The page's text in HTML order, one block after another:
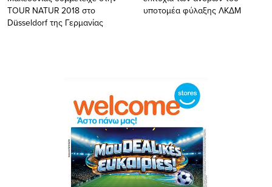
TOUR NATUR 2018 στο
Düsseldorf της Γερμανίας
υποτομέα φύλαξης ΛΚΔΜ